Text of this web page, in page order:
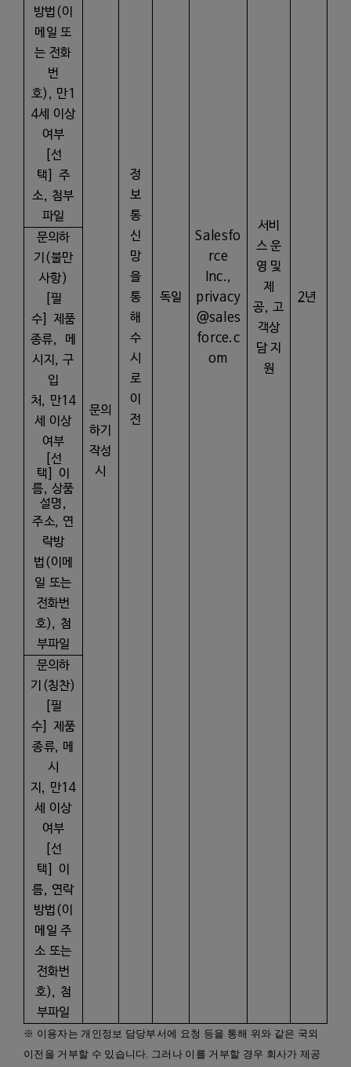
정
보
통
신
망
을
통
해
수
시
로
이
전
독일
Salesfo
rce
Inc.,
privacy
@sales
force.c
om
서비
스 운
영 및
제
공,고
객상
담 지
원
2년
방법 (이
메일 또
는 전화
번
호), 만1
4세 이상
여부
선
택
주
소, 첨부
파일
문의
하기
작성
시
문의하
기 (불만
사항)
필
수
제품
종류, 메
시지 ,구
입
처, 만14
세 이상
여부
선
택
이
름,상품
설명,
주소, 연
락방
법 (이메
일 또는
전화번
호), 첨
부파일
문의하
기 (칭찬)
필
수
제품
종류, 메
시
지 , 만14
세 이상
여부
선
택
이
름, 연락
방법 (이
메일 주
소 또는
전화번
호), 첨
부파일
※ 이용자는 개인정보 담당부서에 요청 등을 통해 위와 같은 국외
이전을 거부할 수 있습니다 그러나 이를 거부할 경우 회사가 제공